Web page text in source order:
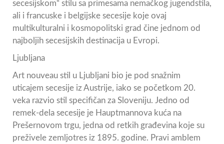
secesijskom“ stilu sa primesama nemačkog jugendstila,
ali i francuske i belgijske secesije koje ovaj
multikulturalni i kosmopolitski grad čine jednom od
najboljih secesijskih destinacija u Evropi.
Ljubljana
Art nouveau stil u Ljubljani bio je pod snažnim
uticajem secesije iz Austrije, iako se početkom 20.
veka razvio stil specifičan za Sloveniju. Jedno od
remek-dela secesije je Hauptmannova kuća na
Prešernovom trgu, jedna od retkih građevina koje su
preživele zemljotres iz 1895. godine. Pravi amblem